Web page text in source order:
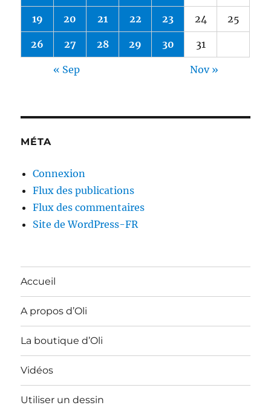
19 20 21 22 23 24 25
26 27 28 29 30 31
« Sep Nov »
MÉTA
Connexion
Flux des publications
Flux des commentaires
Site de WordPress-FR
Accueil
A propos d’Oli
La boutique d’Oli
Vidéos
Utiliser un dessin